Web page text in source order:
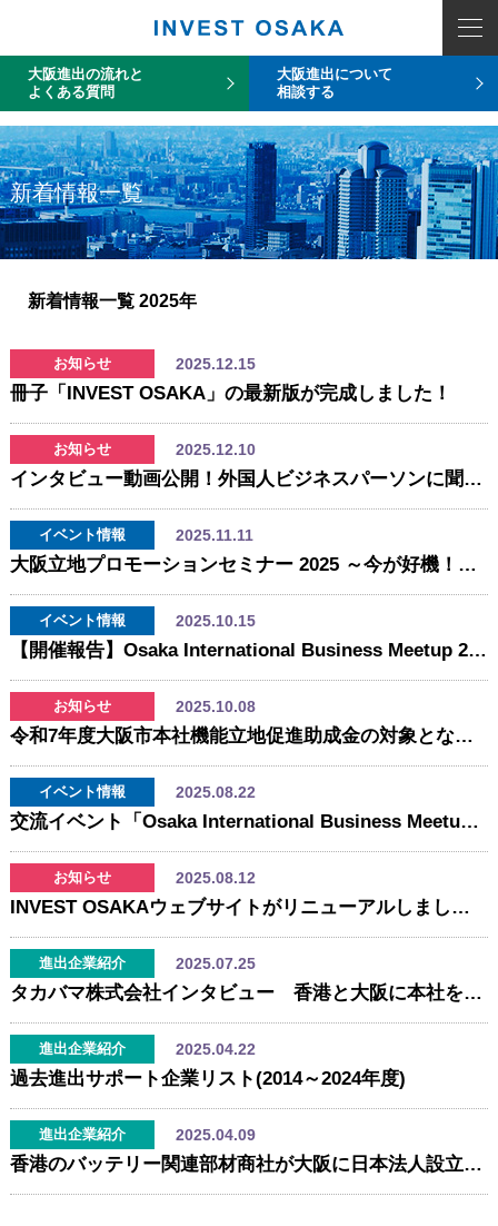
大阪進出の流れと
よくある質問
大阪進出について
相談する
新着情報一覧
新着情報一覧2025年
お知らせ 2025.12.15
冊子「INVEST OSAKA」の最新版が完成しました！
お知らせ 2025.12.10
インタビュー動画公開！外国人ビジネスパーソンに聞く「大阪に拠点を置くべき理由」
イベント情報 2025.11.11
大阪立地プロモーションセミナー 2025 ～今が好機！ビジネスチャンスがあふれる大阪のこれから～
イベント情報 2025.10.15
【開催報告】Osaka International Business Meetup 2025
お知らせ 2025.10.08
令和7年度大阪市本社機能立地促進助成金の対象となる事業者を募集します
イベント情報 2025.08.22
交流イベント「Osaka International Business Meetup」を開催します！
お知らせ 2025.08.12
INVEST OSAKAウェブサイトがリニューアルしました！
進出企業紹介 2025.07.25
タカバマ株式会社インタビュー 香港と大阪に本社を置くカルチャー・テック企業
進出企業紹介 2025.04.22
過去進出サポート企業リスト(2014～2024年度)
進出企業紹介 2025.04.09
香港のバッテリー関連部材商社が大阪に日本法人設立（邦品実業株式会社）